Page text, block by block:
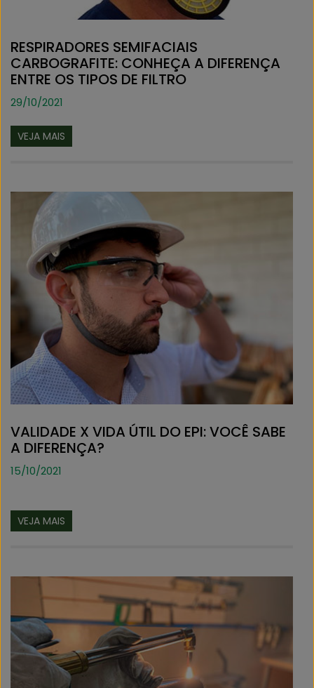
RESPIRADORES SEMIFACIAIS
CARBOGRAFITE: CONHEÇA A DIFERENÇA
ENTRE OS TIPOS DE FILTRO
29/10/2021
VEJA MAIS
VALIDADE X VIDA ÚTIL DO EPI: VOCÊ SABE
A DIFERENÇA?
15/10/2021
VEJA MAIS